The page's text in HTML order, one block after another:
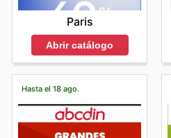
Paris
Abrir catálogo
Hasta el 18 ago.